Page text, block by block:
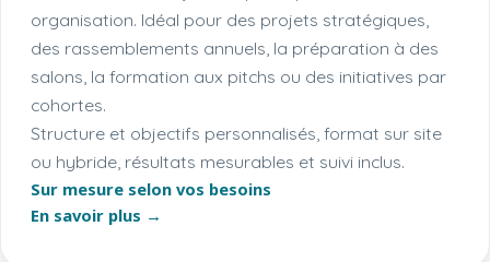
organisation. Idéal pour des projets stratégiques,
des rassemblements annuels, la préparation à des
salons, la formation aux pitchs ou des initiatives par
cohortes.
Structure et objectifs personnalisés, format sur site
ou hybride, résultats mesurables et suivi inclus.
Sur mesure selon vos besoins
En savoir plus →